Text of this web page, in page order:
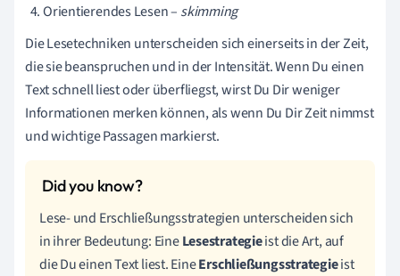
Orientierendes Lesen – skimming
Die Lesetechniken unterscheiden sich einerseits in der Zeit,
die sie beanspruchen und in der Intensität. Wenn Du einen
Text schnell liest oder überfliegst, wirst Du Dir weniger
Informationen merken können, als wenn Du Dir Zeit nimmst
und wichtige Passagen markierst.
Lese- und Erschließungsstrategien unterscheiden sich
in ihrer Bedeutung: EineLesestrategieist die Art, auf
die Du einen Text liest. EineErschließungsstrategieist